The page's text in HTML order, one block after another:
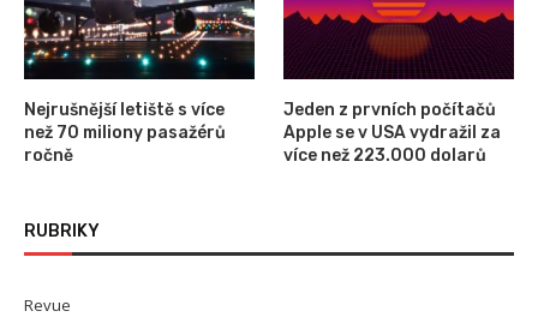
Nejrušnější letiště s více
než 70 miliony pasažérů
ročně
Jeden z prvních počítačů
Apple se v USA vydražil za
více než 223.000 dolarů
RUBRIKY
Revue